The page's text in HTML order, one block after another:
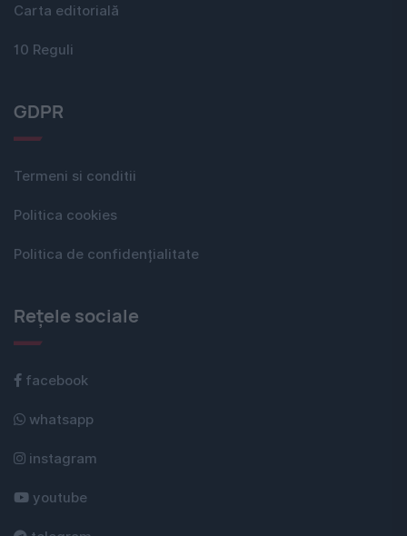
Carta editorială
10 Reguli
GDPR
Termeni si conditii
Politica cookies
Politica de confidențialitate
Rețele sociale
facebook
whatsapp
instagram
youtube